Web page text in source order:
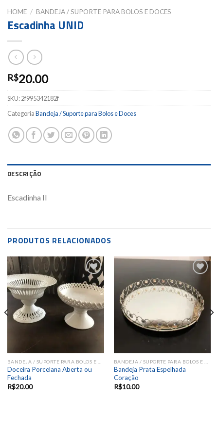
HOME / BANDEJA / SUPORTE PARA BOLOS E DOCES
Escadinha UNID
R$20.00
SKU:2f995342182f
CategoriaBandeja / Suporte para Bolos e Doces
DESCRIÇÃO
Escadinha II
PRODUTOS RELACIONADOS
Add to
wishlist
Doceira Porcelana Aberta ou
Fechada
R$20.00
wishlist
Bandeja Prata Espelhada
Coração
R$10.00